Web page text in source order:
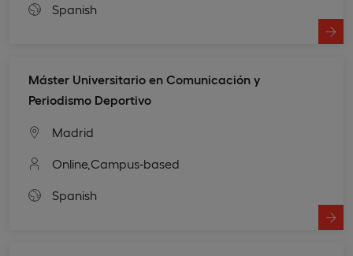
Spanish
Máster Universitario en Comunicación y
Periodismo Deportivo
Madrid
Online, Campus-based
Spanish